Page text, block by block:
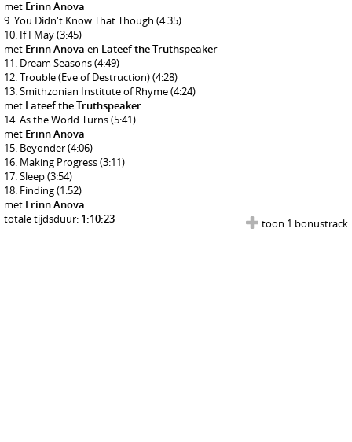
met Erinn Anova
You Didn't Know That Though (4:35)
If I May(3:45)
met Erinn Anova en Lateef the Truthspeaker
Dream Seasons(4:49)
Trouble (Eve of Destruction)(4:28)
Smithzonian Institute of Rhyme(4:24)
met Lateef the Truthspeaker
As the World Turns(5:41)
met Erinn Anova
Beyonder(4:06)
Making Progress(3:11)
Sleep(3:54)
Finding(1:52)
met Erinn Anova
toon 1 bonustrack
totale tijdsduur: 1:10:23